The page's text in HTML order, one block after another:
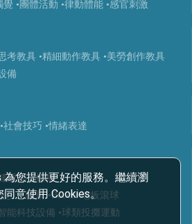
為您提供更好的服務。繼續瀏
意使用 Cookies。
覺 •團體活動 •律動體能 •感官刺激
考教具 •精細動作教具 •美勞創作教具
備
•社會技巧 •情緒表達
運動三輪車
步三輪車 •Boccia 地板滾球
能科技設備 •球類投擲運動